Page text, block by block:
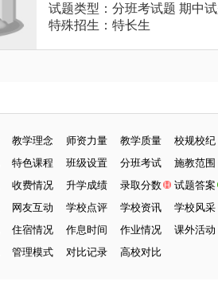
试题类型：分班考试题 期中
特殊招生：特长生
教学理念 师资力量 教学质量
校规校纪
特色课程 班级设置 分班考试
施教范围
收费情况 升学成绩 录取分数
试题答案
网友互动 学校点评 学校资讯
学校风采
住宿情况 作息时间 作业情况
课外活动
管理模式 对比记录 高校对比